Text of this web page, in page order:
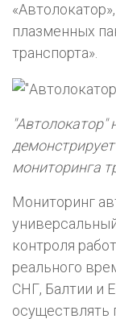
плазменных
транспорта».
"Автолокатор"
мониторинга
Мониторинг
контроля
реального
СНГ, Балтии и
осуществлять